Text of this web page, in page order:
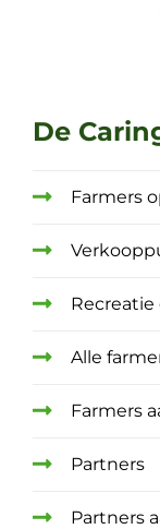
De
Farmers
Recreatie
Alle
Farmers
Partners
Partners